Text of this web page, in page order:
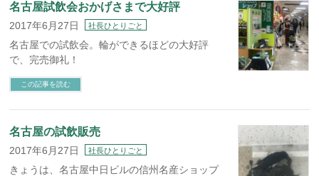
名古屋試飲会おかげさまで大好評
2017年6月27日 社長ひとりごと
名古屋での試飲会。輪ができるほどの大好評
で、完売御礼！
この記事を読む
名古屋の試飲販売
2017年6月27日 社長ひとりごと
きょうは、名古屋中日ビルの信州名産ショップ